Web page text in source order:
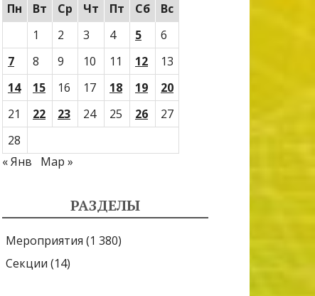
Пн
Вт Ср Чт Пт Сб
Вс
1
2 3 4 5
6
7
8 9 10 11 12
13
14
15 16 17 18 19
20
21
22 23 24 25 26
27
28
« Янв
Мар »
РАЗДЕЛЫ
Мероприятия (1 380)
Секции (14)